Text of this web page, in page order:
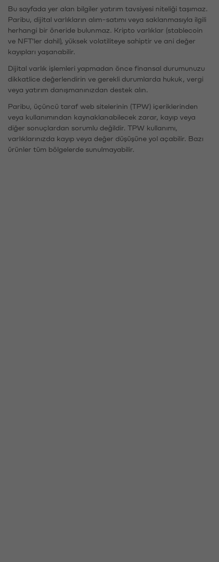
Bu sayfada yer alan bilgiler yatırım tavsiyesi niteliği taşımaz.
Paribu, dijital varlıkların alım-satımı veya saklanmasıyla ilgili
herhangi bir öneride bulunmaz. Kripto varlıklar (stablecoin
ve NFT'ler dahil), yüksek volatiliteye sahiptir ve ani değer
kayıpları yaşanabilir.
Dijital varlık işlemleri yapmadan önce finansal durumunuzu
dikkatlice değerlendirin ve gerekli durumlarda hukuk, vergi
veya yatırım danışmanınızdan destek alın.
Paribu, üçüncü taraf web sitelerinin (TPW) içeriklerinden
veya kullanımından kaynaklanabilecek zarar, kayıp veya
diğer sonuçlardan sorumlu değildir. TPW kullanımı,
varlıklarınızda kayıp veya değer düşüşüne yol açabilir. Bazı
ürünler tüm bölgelerde sunulmayabilir.